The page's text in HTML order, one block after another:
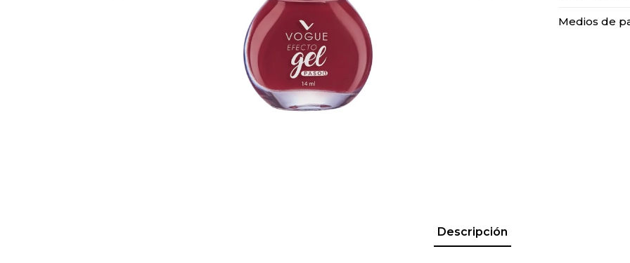
Medios de
Descripción